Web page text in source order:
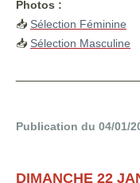
Photos :
📥 Sélection Féminine
📥 Sélection Masculine
Publication du 04/01/
DIMANCHE 22